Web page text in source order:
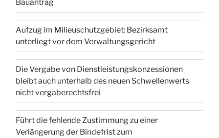
Bauantrag
Aufzug im Milieuschutzgebiet: Bezirksamt
unterliegt vor dem Verwaltungsgericht
Die Vergabe von Dienstleistungskonzessionen
bleibt auch unterhalb des neuen Schwellenwerts
nicht vergaberechtsfrei
Führt die fehlende Zustimmung zu einer
Verlängerung der Bindefrist zum